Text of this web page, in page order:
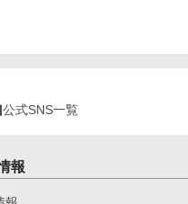
公式SNS一覧
報